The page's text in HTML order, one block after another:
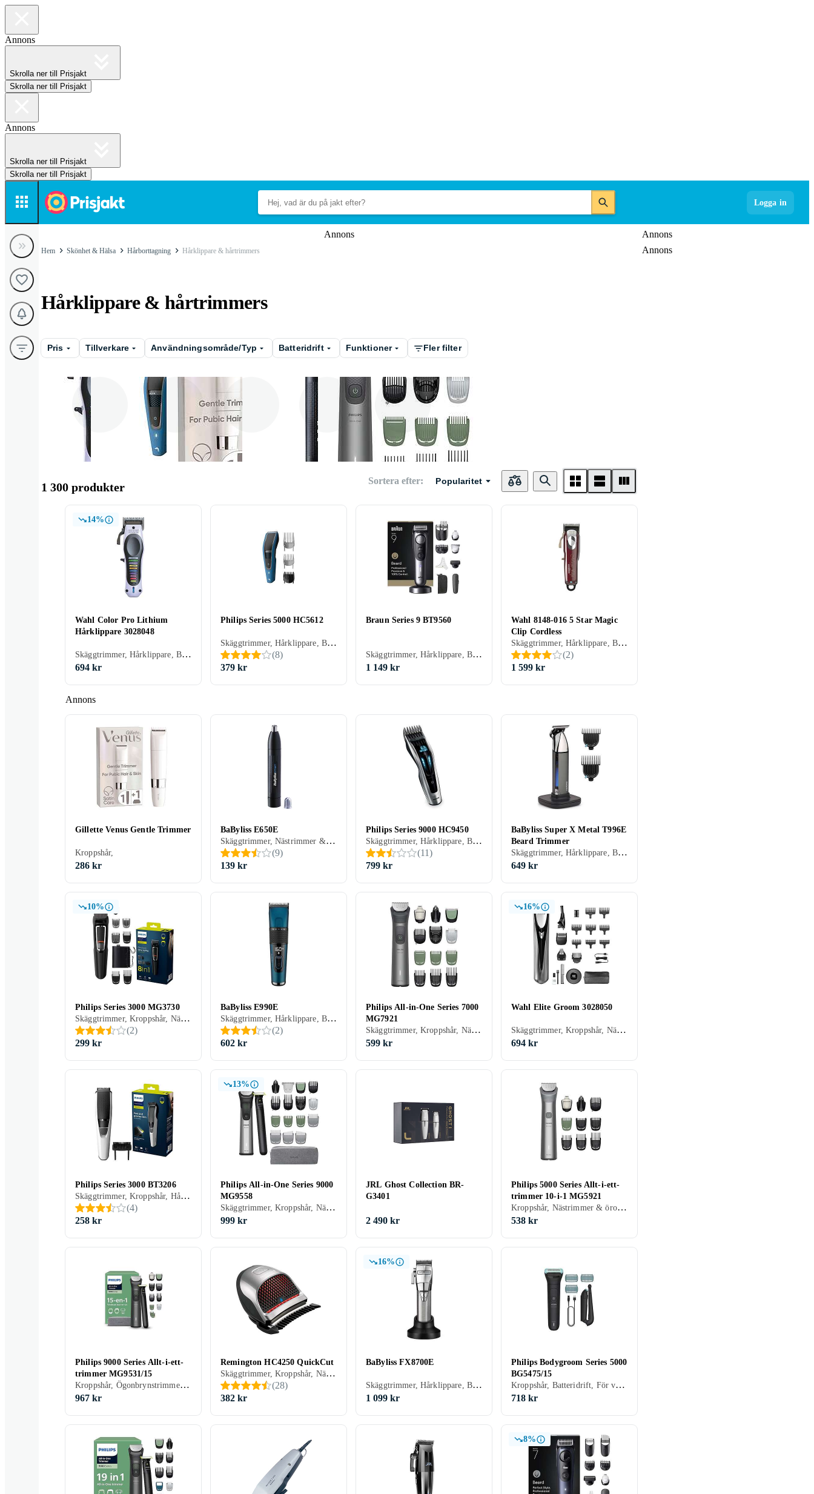
Annons
Skrolla ner till Prisjakt
Skrolla ner till Prisjakt
Annons
Skrolla ner till Prisjakt
Skrolla ner till Prisjakt
Logga in
Annons
Annons
Annons
Hem Skönhet & Hälsa Hårborttagning Hårklippare & hårtrimmers
Hårklippare & hårtrimmers
Pris Tillverkare Användningsområde/Typ Batteridrift Funktioner Fler filter
Skäggtrimmer Hårklippare
Nästrimmer &
örontrimmer
Ögonbrynstrimme
r
1 300 produkter Sortera efter: Popularitet
Annons
14%
Wahl Color Pro Lithium
Hårklippare 3028048
Skäggtrimmer, Hårklippare, Batteridrift, Sax, Stöd för snabbladdning, Hårkam ingår
694 kr
Philips Series 5000 HC5612
Skäggtrimmer, Hårklippare, Batteridrift, Gummerad greppyta, Vattentålig, Multitrimmer, Vattentät, Självslipande blad, Oljefri underhåll
(8)
379 kr
Braun Series 9 BT9560
Skäggtrimmer, Hårklippare, Batteridrift, För våt och torr användning, Display, Vattentålig, Stöd för snabbladdning, Inställningslås, Multitrimmer, Laddningsställ, Vattentät, Hårkam ingår
1 149 kr
Wahl 8148-016 5 Star Magic
Clip Cordless
Skäggtrimmer, Hårklippare, Batteridrift, Hårkam ingår
(2)
1 599 kr
Gillette Venus Gentle Trimmer
Kroppshår,
286 kr
BaByliss E650E
Skäggtrimmer, Nästrimmer & örontrimmer, Hårklippare, Batteridrift, För våt och torr användning, Vattentålig, Multitrimmer, Vattentät
(9)
139 kr
Philips Series 9000 HC9450
Skäggtrimmer, Hårklippare, Batteridrift, Batterinivåindikator, Display, Vattentålig, Justerbar hastighet, Stöd för snabbladdning, Laddningsställ, Självslipande blad, Hårkam ingår, Oljefri underhåll
(11)
799 kr
BaByliss Super X Metal T996E
Beard Trimmer
Skäggtrimmer, Hårklippare, Batteridrift, För våt och torr användning, Batterinivåindikator, Display, Handtag, Stöd för snabbladdning, Laddningsställ, Vattentät, Laddningsindikator, Hårkam ingår
649 kr
10%
Philips Series 3000 MG3730
Skäggtrimmer, Kroppshår, Nästrimmer & örontrimmer, Hårklippare, Batteridrift, Display, Multitrimmer, Precisionsskärsystem, Självslipande blad, Hårkam ingår, Oljefri underhåll
(2)
299 kr
BaByliss E990E
Skäggtrimmer, Hårklippare, Batteridrift, Batterinivåindikator, Display, Stöd för snabbladdning, Multitrimmer, Avtagbart blad
(2)
602 kr
Philips All-in-One Series 7000
MG7921
Skäggtrimmer, Kroppshår, Nästrimmer & örontrimmer, Hårklippare, Ögonbrynstrimmer, För våt och torr användning, Batterinivåindikator, Stöd för snabbladdning, Multitrimmer, Vattentät, Laddningsindikator, Precisionsskärsystem, Självslipande blad, Hårkam ingår
599 kr
16%
Wahl Elite Groom 3028050
Skäggtrimmer, Kroppshår, Nästrimmer & örontrimmer, Hårklippare, Ögonbrynstrimmer, Batteridrift, Sax, Stöd för snabbladdning, Multitrimmer, Laddningsställ, Hårkam ingår
694 kr
Philips Series 3000 BT3206
Skäggtrimmer, Kroppshår, Hårklippare, Batteridrift, Batterinivåindikator, Display, Handtag, Vattentålig, Inställningslås, Multitrimmer, Vattentät, Laddningsindikator, Hårkam ingår, Oljefri underhåll
(4)
258 kr
13%
Philips All-in-One Series 9000
MG9558
Skäggtrimmer, Kroppshår, Nästrimmer & örontrimmer, Ögonbrynstrimmer, Batteridrift, För våt och torr användning, Batterinivåindikator, Gummerad greppyta, Multitrimmer, Laddningsställ, Vattentät, Laddningsindikator, Självslipande blad, Hårkam ingår
999 kr
JRL Ghost Collection BR-
G3401
2 490 kr
Philips 5000 Series Allt-i-ett-
trimmer 10-i-1 MG5921
Kroppshår, Nästrimmer & örontrimmer, Batteridrift, Batterinivåindikator, Gummerad greppyta, Multitrimmer, Vattentät, Laddningsindikator, Precisionsskärsystem, Självslipande blad, Hårkam ingår
538 kr
Philips 9000 Series Allt-i-ett-
trimmer MG9531/15
Kroppshår, Ögonbrynstrimmer, Batteridrift, För våt och torr användning, Batterinivåindikator, Gummerad greppyta, Multitrimmer, Vattentät, Laddningsindikator, Självslipande blad
967 kr
Remington HC4250 QuickCut
Skäggtrimmer, Kroppshår, Nästrimmer & örontrimmer, Hårklippare, Batteridrift, Batterinivåindikator, Vattentålig, Justerbar hastighet, Stöd för snabbladdning
(28)
382 kr
16%
BaByliss FX8700E
Skäggtrimmer, Hårklippare, Batteridrift, Stöd för snabbladdning, Laddningsställ
1 099 kr
Philips Bodygroom Series 5000
BG5475/15
Kroppshår, Batteridrift, För våt och torr användning
718 kr
8%